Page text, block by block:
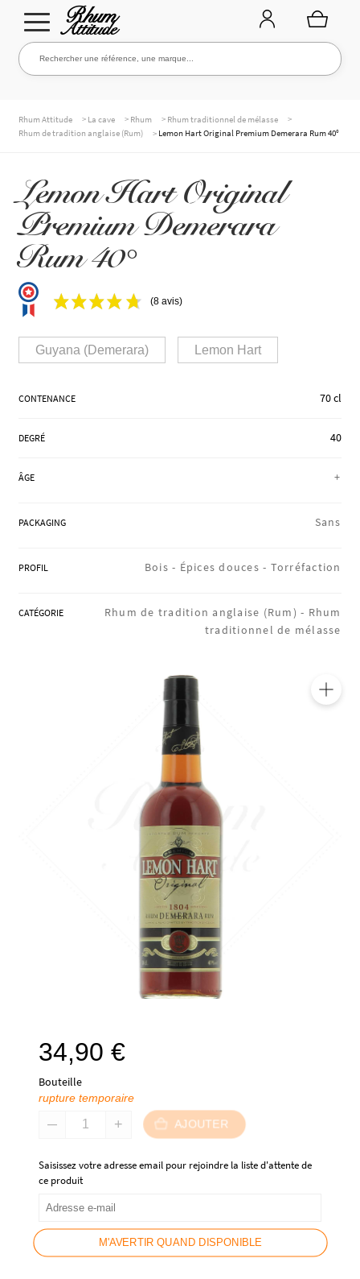
Aller
à
Aller
au
Rechercher une référence, une marque...
Rechercher
NOS RHUMS
WHISKIES & +
MARQUES
COFFRETS & CADEAUX
BLOG
Rhum Attitude > La cave > Rhum > Rhum traditionnel de mélasse
>
Rhum de tradition anglaise (Rum)
> Lemon Hart Original Premium Demerara Rum 40°
Lemon Hart Original
Premium Demerara
Rum 40°
(8 avis)
Guyana (Demerara) Lemon Hart
CONTENANCE 70 cl
DEGRÉ 40
ÂGE +
PACKAGING Sans
PROFIL Bois - Épices douces - Torréfaction
CATÉGORIE Rhum de tradition anglaise (Rum) - Rhum
traditionnel de mélasse
34,90 €
Bouteille
rupture temporaire
AJOUTER
Saisissez votre adresse email pour rejoindre la liste d'attente de
ce produit
M'AVERTIR QUAND DISPONIBLE